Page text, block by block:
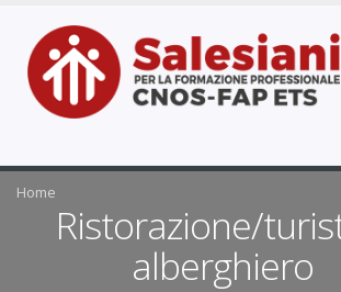
Home
Ristorazione/
alberghiero